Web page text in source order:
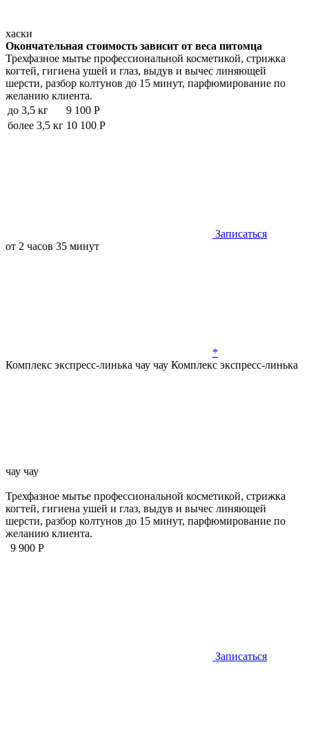
хаски
Окончательная стоимость зависит от веса питомца
Трехфазное мытье профессиональной косметикой, стрижка
когтей, гигиена ушей и глаз, выдув и вычес линяющей
шерсти, разбор колтунов до 15 минут, парфюмирование по
желанию клиента.
до 3,5 кг
9 100 Р
более 3,5 кг 10 100 Р
Записаться
от 2 часов 35 минут
*
Комплекс экспресс-линька чау чау Комплекс экспресс-линька
чау чау
Трехфазное мытье профессиональной косметикой, стрижка
когтей, гигиена ушей и глаз, выдув и вычес линяющей
шерсти, разбор колтунов до 15 минут, парфюмирование по
желанию клиента.
9 900 Р
Записаться